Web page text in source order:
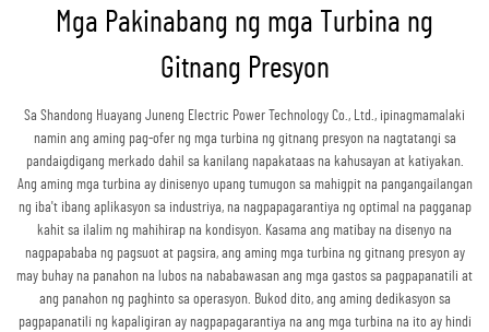
Mga Pakinabang ng mga Turbina ng
Gitnang Presyon
Sa Shandong Huayang Juneng Electric Power Technology Co., Ltd., ipinagmamalaki
namin ang aming pag-ofer ng mga turbina ng gitnang presyon na nagtatangi sa
pandaigdigang merkado dahil sa kanilang napakataas na kahusayan at katiyakan.
Ang aming mga turbina ay dinisenyo upang tumugon sa mahigpit na pangangailangan
ng iba't ibang aplikasyon sa industriya, na nagpapagarantiya ng optimal na pagganap
kahit sa ilalim ng mahihirap na kondisyon. Kasama ang matibay na disenyo na
nagpapababa ng pagsuot at pagsira, ang aming mga turbina ng gitnang presyon ay
may buhay na panahon na lubos na nababawasan ang mga gastos sa pagpapanatili at
ang panahon ng paghinto sa operasyon. Bukod dito, ang aming dedikasyon sa
pagpapanatili ng kapaligiran ay nagpapagarantiya na ang mga turbina na ito ay hindi